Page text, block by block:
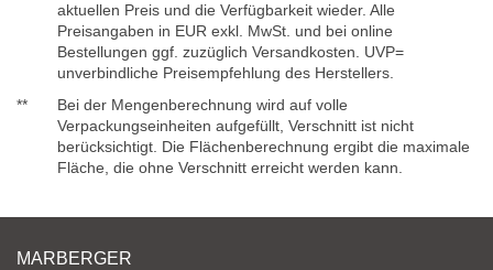
aktuellen Preis und die Verfügbarkeit wieder. Alle
Preisangaben in EUR exkl. MwSt. und bei online
Bestellungen ggf. zuzüglich Versandkosten. UVP=
unverbindliche Preisempfehlung des Herstellers.
**
Bei der Mengenberechnung wird auf volle
Verpackungseinheiten aufgefüllt, Verschnitt ist nicht
berücksichtigt. Die Flächenberechnung ergibt die maximale
Fläche, die ohne Verschnitt erreicht werden kann.
MARBERGER